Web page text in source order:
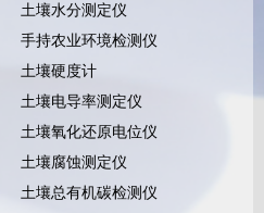
土壤水分测定仪
手持农业环境检测仪
土壤硬度计
土壤电导率测定仪
土壤氧化还原电位仪
土壤腐蚀测定仪
土壤总有机碳检测仪